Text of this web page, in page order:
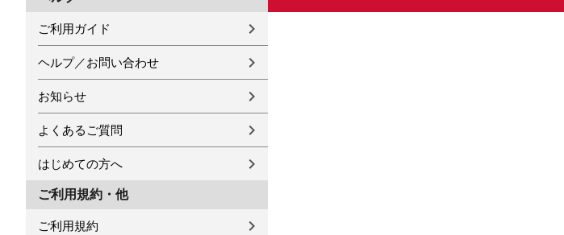
ご利用ガイド
ヘルプ／お問い合わせ
お知らせ
よくあるご質問
はじめての方へ
ご利用規約・他
ご利用規約